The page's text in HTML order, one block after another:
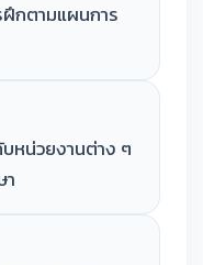
กตามแผนการ
บหน่วยงานต่าง ๆ